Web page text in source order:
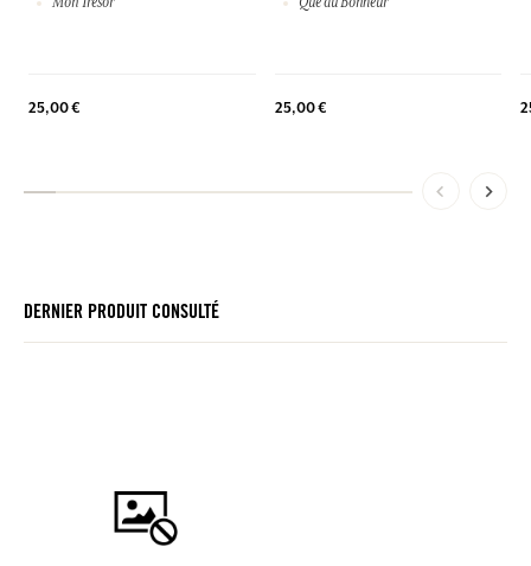
25,00 € 25,00 €
DERNIER PRODUIT CONSULTÉ